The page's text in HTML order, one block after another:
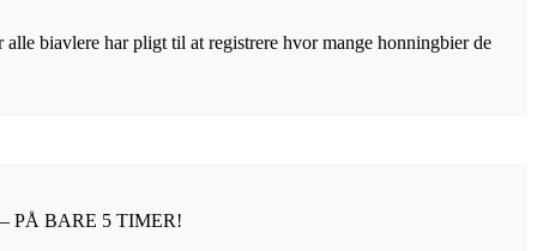
biavlere har pligt til at registrere hvor mange honningbier de
PÅ BARE 5 TIMER!